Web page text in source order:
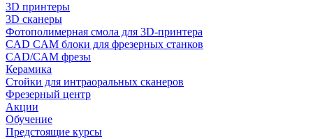
3D принтеры
3D сканеры
Фотополимерная смола для 3D-принтера
CAD CAM блоки для фрезерных станков
CAD/CAM фрезы
Керамика
Стойки для интраоральных сканеров
Фрезерный центр
Акции
Обучение
Предстоящие курсы